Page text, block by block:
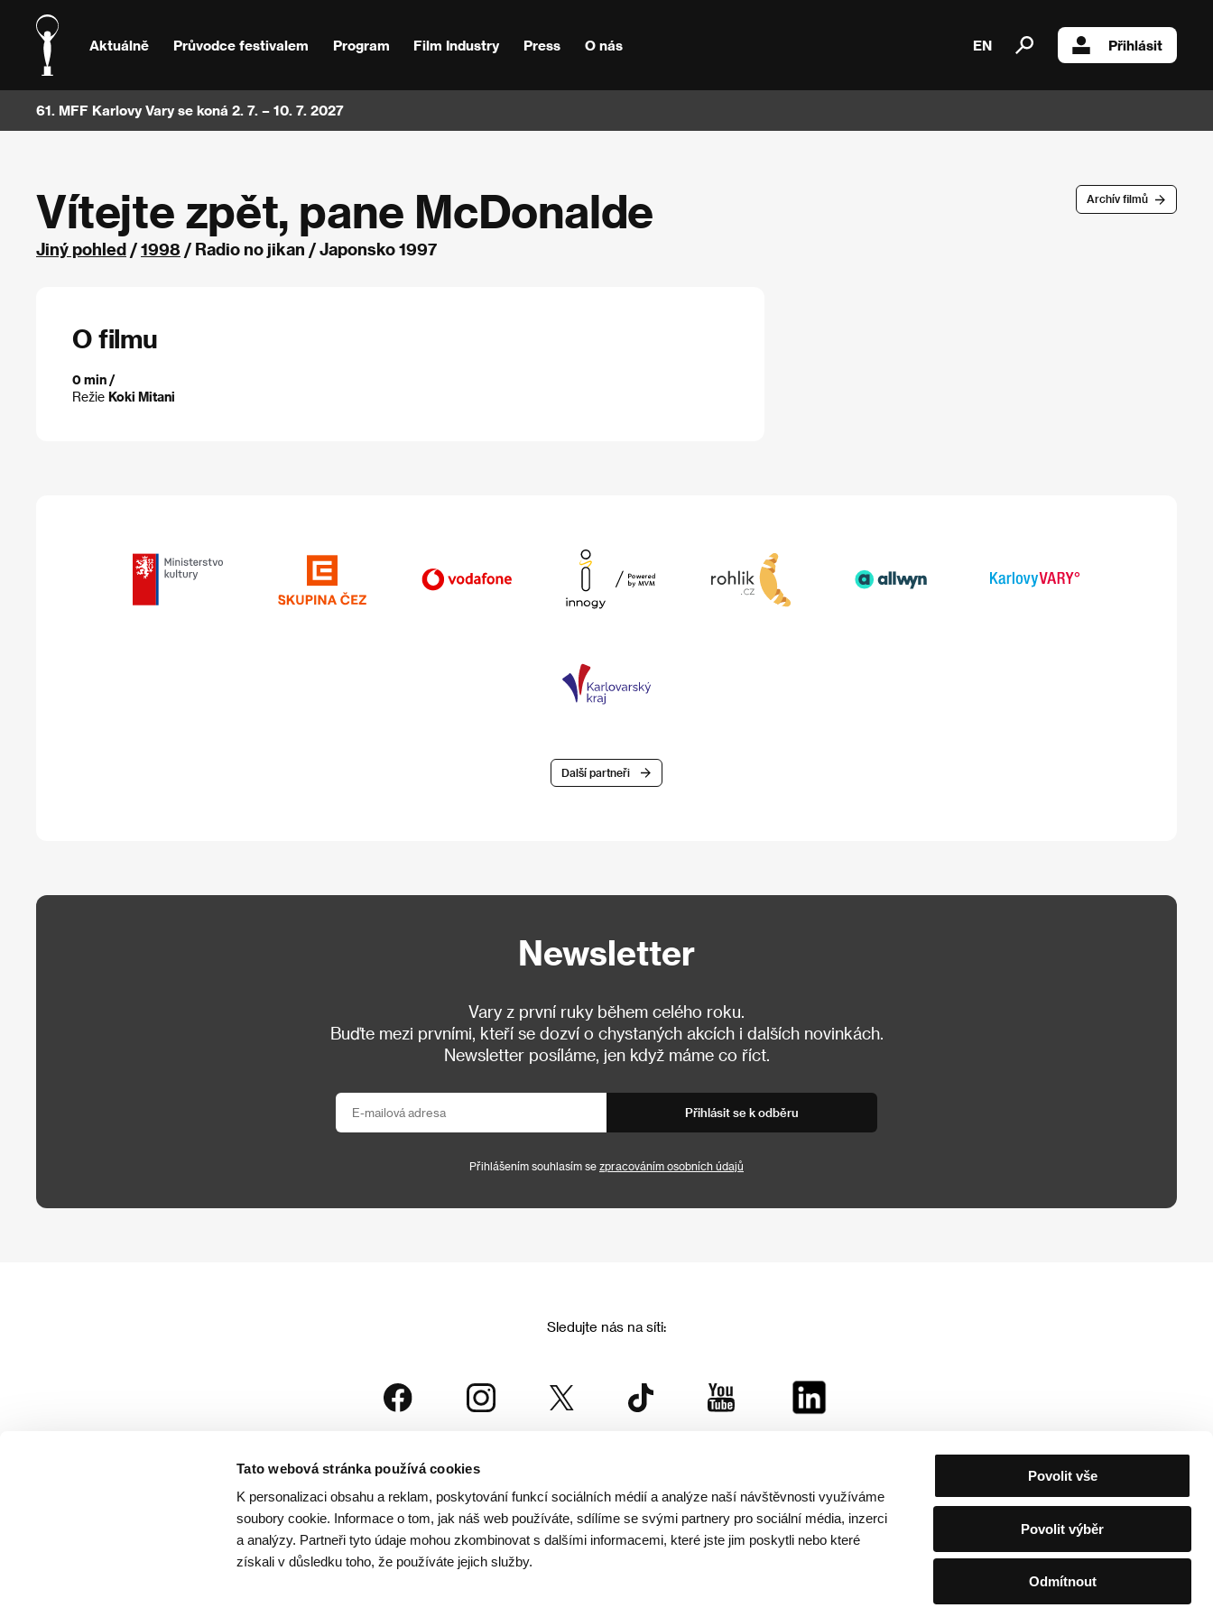
Tato webová stránka používá cookies
K personalizaci obsahu a reklam, poskytování funkcí sociálních médií a analýze naší návštěvnosti využíváme
soubory cookie. Informace o tom, jak náš web používáte, sdílíme se svými partnery pro sociální média, inzerci
a analýzy. Partneři tyto údaje mohou zkombinovat s dalšími informacemi, které jste jim poskytli nebo které
získali v důsledku toho, že používáte jejich služby.
Povolit vše
Povolit výběr
Odmítnout
Aktuálně Průvodce festivalem Program Film Industry Press O nás EN Přihlásit
61. MFF Karlovy Vary se koná 2. 7. – 10. 7. 2027
Archív filmů
Vítejte zpět, pane McDonalde
Jiný pohled /1998 / Radio no jikan / Japonsko 1997
O filmu
0 min /
Režie Koki Mitani
Další partneři
Newsletter
Vary z první ruky během celého roku.
Buďte mezi prvními, kteří se dozví o chystaných akcích i dalších novinkách.
Newsletter posíláme, jen když máme co říct.
Přihlásit se k odběru
Přihlášením souhlasím se zpracováním osobních údajů
Sledujte nás na síti:
je součástí rodiny KVIFF Group, která zastřešuje i další projekty: